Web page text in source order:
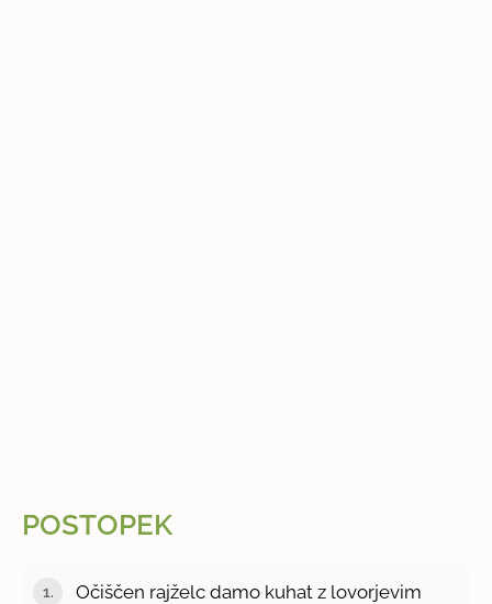
POSTOPEK
Očiščen rajželc damo kuhat z lovorjevim